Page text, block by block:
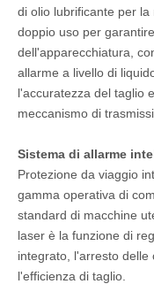
di olio lubrificante per
doppio uso per
dell'apparecchiatura,
allarme a livello di
l'accuratezza del taglio
meccanismo di
Sistema di allarme
Protezione da viaggio
gamma operativa di
standard di macchine
laser è la funzione di
integrato, l'arresto delle
l'efficienza di taglio.